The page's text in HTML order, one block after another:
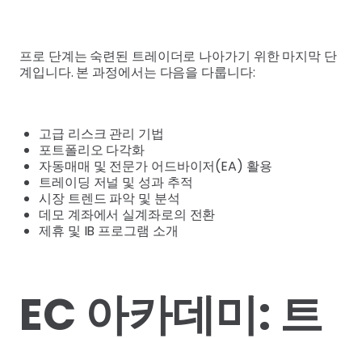
프로 단계는 숙련된 트레이더로 나아가기 위한 마지막 단
계입니다. 본 과정에서는 다음을 다룹니다:
고급 리스크 관리 기법
포트폴리오 다각화
자동매매 및 전문가 어드바이저(EA) 활용
트레이딩 저널 및 성과 추적
시장 트렌드 파악 및 분석
데모 계좌에서 실계좌로의 전환
제휴 및 IB 프로그램 소개
EC 아카데미: 트